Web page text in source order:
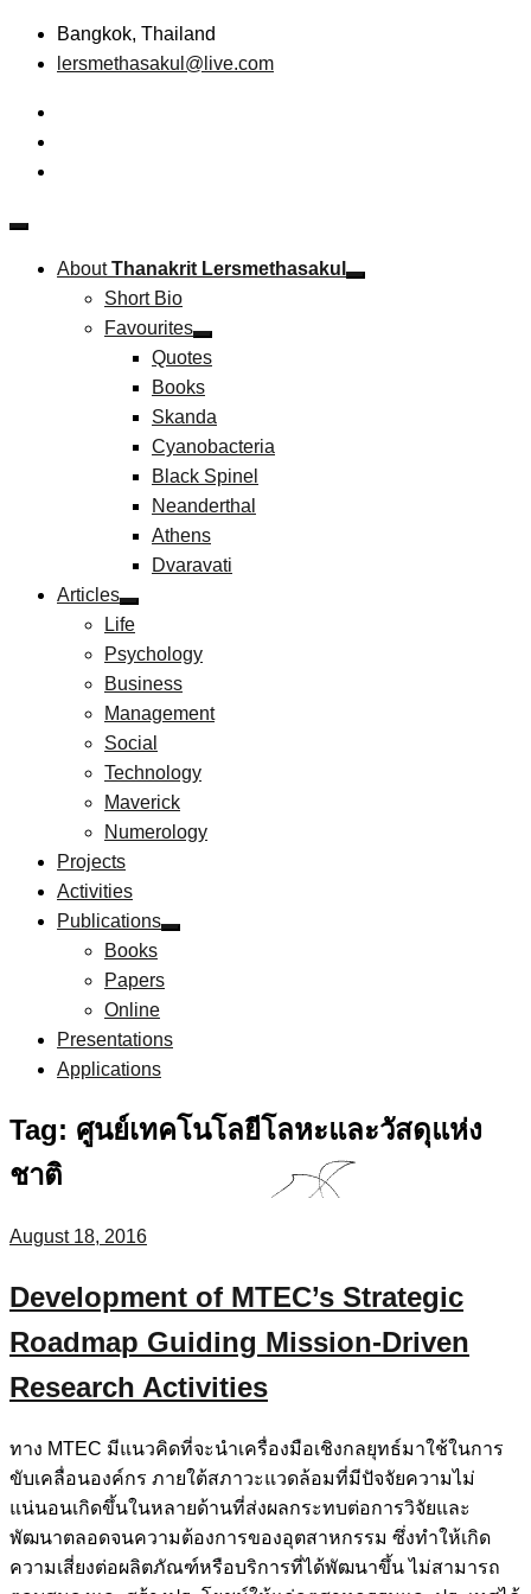
Skip
Bangkok, Thailand
lersmethasakul@live.com
Thanakrit Lersmethasakul
Technopreneurship
AboutThanakrit Lersmethasakul
Short Bio
Favourites
Quotes
Books
Skanda
Cyanobacteria
Black Spinel
Neanderthal
Athens
Dvaravati
Articles
Life
Psychology
Business
Management
Social
Technology
Maverick
Numerology
Projects
Activities
Publications
Books
Papers
Online
Presentations
Applications
Tag: ศูนย์เทคโนโลยีโลหะและวัสดุแห่ง
ชาติ
August 18, 2016
Development of MTEC’s Strategic
Roadmap Guiding Mission-Driven
Research Activities
ทาง MTEC มีแนวคิดที่จะนำเครื่องมือเชิงกลยุทธ์มาใช้ในการ
ขับเคลื่อนองค์กร ภายใต้สภาวะแวดล้อมที่มีปัจจัยความไม่
แน่นอนเกิดขึ้นในหลายด้านที่ส่งผลกระทบต่อการวิจัยและ
พัฒนาตลอดจนความต้องการของอุตสาหกรรม ซึ่งทำให้เกิด
ความเสี่ยงต่อผลิตภัณฑ์หรือบริการที่ได้พัฒนาขึ้น ไม่สามารถ